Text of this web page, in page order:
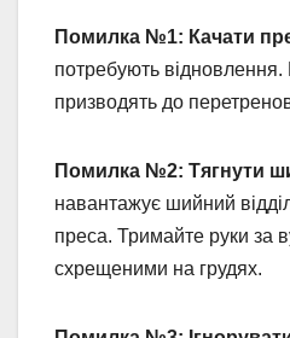
Помилка №1: Качати
потребують
призводять до
Помилка №2: Тягнути
навантажує шийний
преса. Тримайте руки за
схрещеними на грудях.